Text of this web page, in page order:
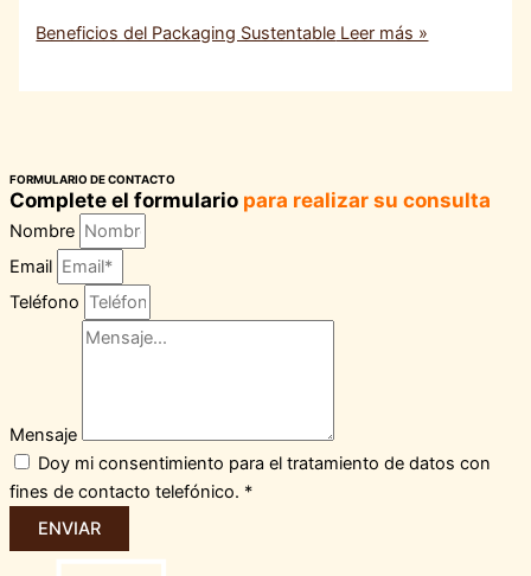
Beneficios del Packaging Sustentable Leer más »
FORMULARIO DE CONTACTO
Complete el formulario para realizar su consulta
Nombre
Email
Teléfono
Mensaje
Doy mi consentimiento para el tratamiento de datos con
fines de contacto telefónico. *
ENVIAR